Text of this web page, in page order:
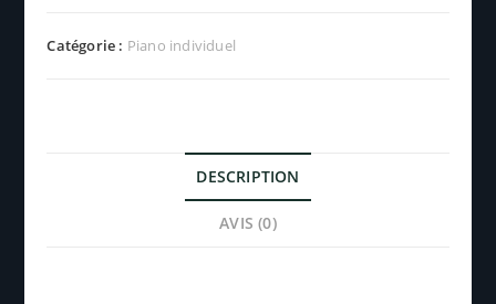
Catégorie : Piano individuel
DESCRIPTION
AVIS (0)